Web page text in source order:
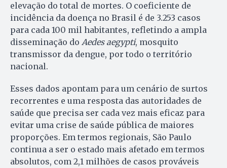
elevação do total de mortes. O coeficiente de
incidência da doença no Brasil é de 3.253 casos
para cada 100 mil habitantes, refletindo a ampla
disseminação do Aedes aegypti, mosquito
transmissor da dengue, por todo o território
nacional.
Esses dados apontam para um cenário de surtos
recorrentes e uma resposta das autoridades de
saúde que precisa ser cada vez mais eficaz para
evitar uma crise de saúde pública de maiores
proporções. Em termos regionais, São Paulo
continua a ser o estado mais afetado em termos
absolutos, com 2,1 milhões de casos prováveis